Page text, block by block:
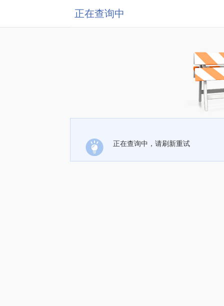
正在查询中
正在查询中，请刷新重试